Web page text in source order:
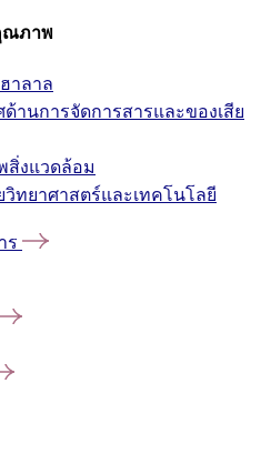
ณภาพ
าลาล
านการจัดการสารและของเสีย
สิ่งแวดล้อม
วิทยาศาสตร์และเทคโนโลยี
ร